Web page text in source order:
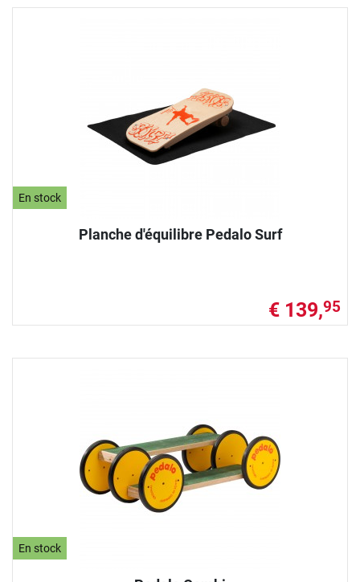
En stock
Planche d'équilibre Pedalo Surf
€ 139,95
En stock